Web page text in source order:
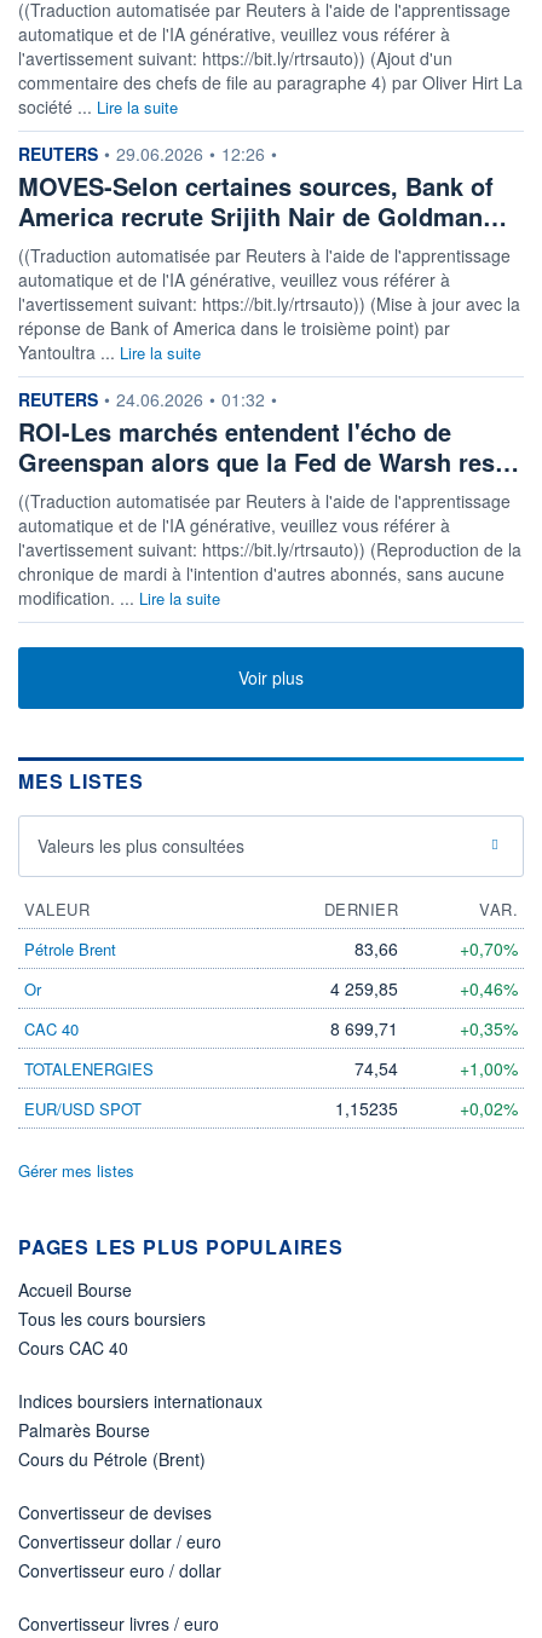
((Traduction automatisée par Reuters à l'aide de l'apprentissage
automatique et de l'IA générative, veuillez vous référer à
l'avertissement suivant: https://bit.ly/rtrsauto)) (Ajout d'un
commentaire des chefs de file au paragraphe 4) par Oliver Hirt La
société ... Lire la suite
information fournie par
REUTERS • 29.06.2026 • 12:26 •
MOVES-Selon certaines sources, Bank of
America recrute Srijith Nair de Goldman…
((Traduction automatisée par Reuters à l'aide de l'apprentissage
automatique et de l'IA générative, veuillez vous référer à
l'avertissement suivant: https://bit.ly/rtrsauto)) (Mise à jour avec la
réponse de Bank of America dans le troisième point) par
Yantoultra ... Lire la suite
information fournie par
REUTERS • 24.06.2026 • 01:32 •
ROI-Les marchés entendent l'écho de
Greenspan alors que la Fed de Warsh res…
((Traduction automatisée par Reuters à l'aide de l'apprentissage
automatique et de l'IA générative, veuillez vous référer à
l'avertissement suivant: https://bit.ly/rtrsauto)) (Reproduction de la
chronique de mardi à l'intention d'autres abonnés, sans aucune
modification. ... Lire la suite
Voir plus
MES LISTES
Valeurs les plus consultées
VALEUR DERNIER
VAR.
Pétrole Brent
83,66 +0,70%
Or 4 259,85 +0,46%
CAC 40 8 699,71 +0,35%
TOTALENERGIES 74,54 +1,00%
EUR/USD SPOT 1,15235 +0,02%
Gérer mes listes
PAGES LES PLUS POPULAIRES
Accueil Bourse
Tous les cours boursiers
Cours CAC 40
Indices boursiers internationaux
Palmarès Bourse
Cours du Pétrole (Brent)
Convertisseur de devises
Convertisseur dollar / euro
Convertisseur euro / dollar
Convertisseur livres / euro